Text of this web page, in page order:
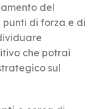
del
di forza e di
che potrai
sul